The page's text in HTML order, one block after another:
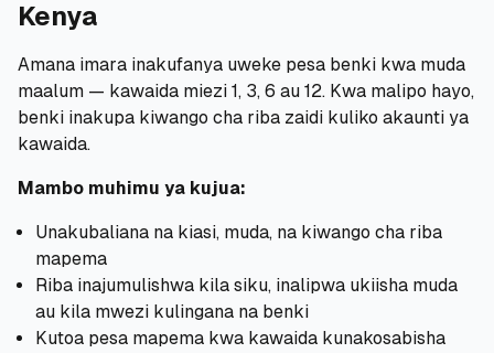
Kenya
Amana imara inakufanya uweke pesa benki kwa muda
maalum — kawaida miezi 1, 3, 6 au 12. Kwa malipo hayo,
benki inakupa kiwango cha riba zaidi kuliko akaunti ya
kawaida.
Mambo muhimu ya kujua:
Unakubaliana na kiasi, muda, na kiwango cha riba
mapema
Riba inajumulishwa kila siku, inalipwa ukiisha muda
au kila mwezi kulingana na benki
Kutoa pesa mapema kwa kawaida kunakosabisha